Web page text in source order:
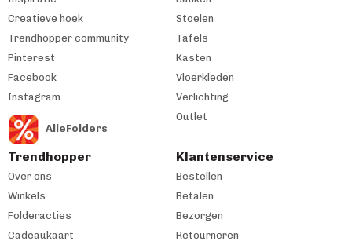
Creatieve hoek
Trendhopper community
Pinterest
Facebook
Instagram
AlleFolders
Stoelen
Tafels
Kasten
Vloerkleden
Verlichting
Outlet
Trendhopper
Over ons
Winkels
Folderacties
Cadeaukaart
Klantenservice
Bestellen
Betalen
Bezorgen
Retourneren